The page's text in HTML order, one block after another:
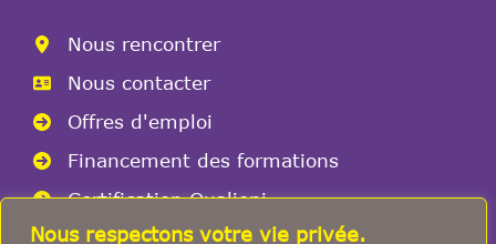
Nous respectons votre vie privée.
Nous rencontrer
Nous contacter
Offres d'emploi
Financement des formations
Certification Qualiopi
Conditions générale de vente